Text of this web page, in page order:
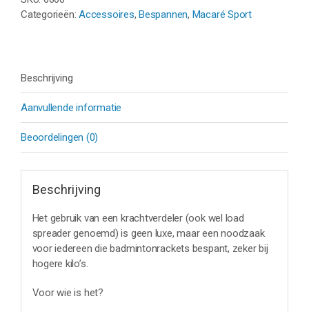
Categorieën:Accessoires,Bespannen, Macaré Sport
Beschrijving
Aanvullende informatie
Beoordelingen (0)
Beschrijving
Het gebruik van een krachtverdeler (ook wel load
spreader genoemd) is geen luxe, maar een noodzaak
voor iedereen die badmintonrackets bespant, zeker bij
hogere kilo’s.
Voor wie is het?